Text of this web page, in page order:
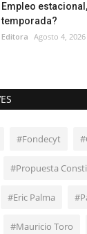
Empleo
temporada?
Editora Agosto 4, 2026
#Fondecyt
#Propuesta
#Eric Palma
#Mauricio Toro